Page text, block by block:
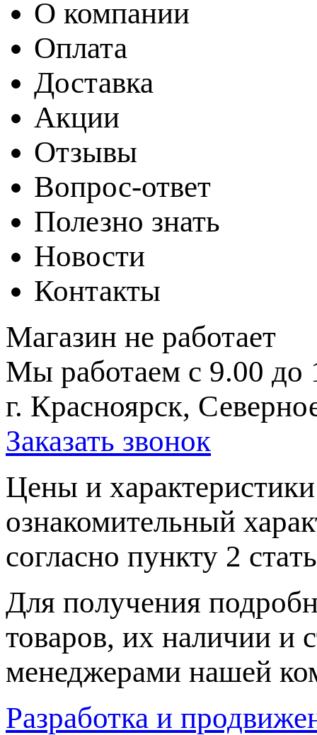
О компании
Оплата
Доставка
Акции
Отзывы
Вопрос-ответ
Полезно знать
Новости
Контакты
Магазин не работает
Мы работаем с 9.00 до
г. Красноярск,
Заказать звонок
Цeны и
ознакомительный
согласно пункту 2
Для пoлучения
товaров, их нaличии и
менеджерами нашей
Разработка и